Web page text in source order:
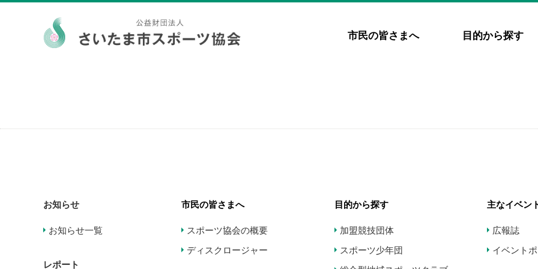
市民の皆さまへ 目的から探す
お知らせ
お知らせ一覧
レポート
市民の皆さまへ
スポーツ協会の概要
ディスクロージャー
目的から探す
加盟競技団体
スポーツ少年団
主なイベン
広報誌
イベント